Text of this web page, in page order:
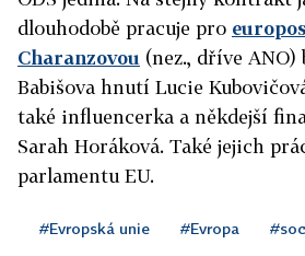
dlouhodobě pracuje pro
Charanzovou (nez., dříve ANO)
Babišova hnutí Lucie
také influencerka a někdejší
Sarah Horáková. Také jejich
parlamentu EU.
#Evropská unie #Evropa